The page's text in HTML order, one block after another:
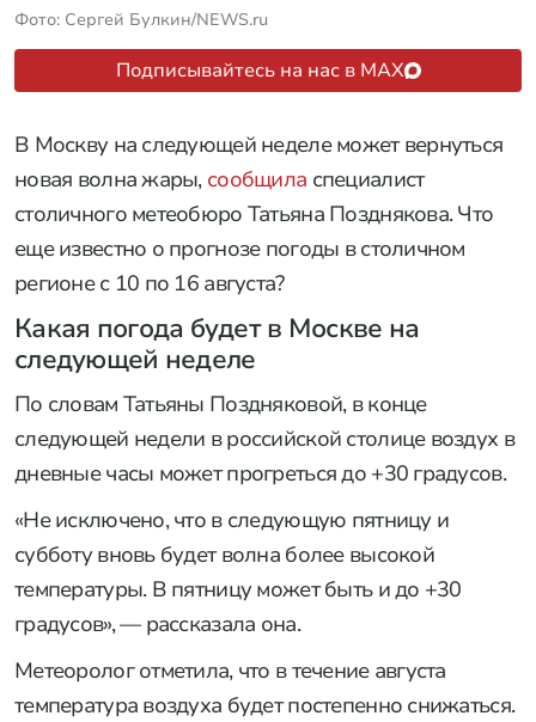
Фото: Сергей Булкин/NEWS.ru
Подписывайтесь на нас в MAX
В Москву на следующей неделе может вернуться
новая волна жары, сообщила специалист
столичного метеобюро Татьяна Позднякова. Что
еще известно о прогнозе погоды в столичном
регионе с 10 по 16 августа?
Какая погода будет в Москве на
следующей неделе
По словам Татьяны Поздняковой, в конце
следующей недели в российской столице воздух в
дневные часы может прогреться до +30 градусов.
«Не исключено, что в следующую пятницу и
субботу вновь будет волна более высокой
температуры. В пятницу может быть и до +30
градусов», — рассказала она.
Метеоролог отметила, что в течение августа
температура воздуха будет постепенно снижаться.